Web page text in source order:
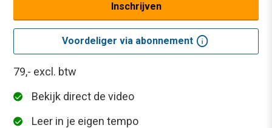
Inschrijven
Voordeliger via abonnement info
79,- excl. btw
Bekijk direct de video
Leer in je eigen tempo